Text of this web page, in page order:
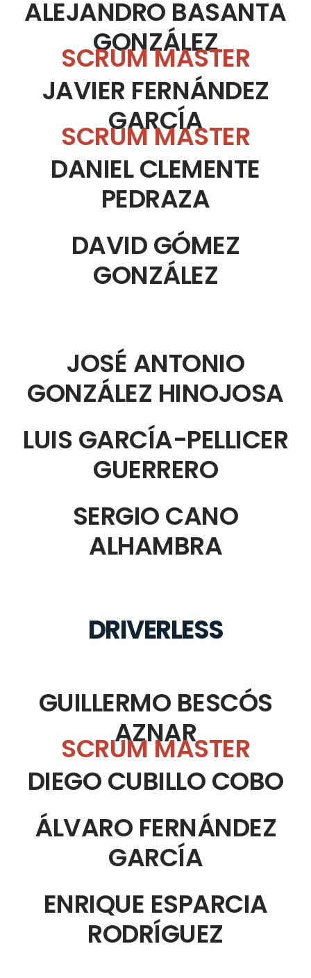
ALEJANDRO BASANTA
GONZÁLEZ
SCRUM MASTER
JAVIER FERNÁNDEZ
GARCÍA
SCRUM MASTER
DANIEL CLEMENTE
PEDRAZA
DAVID GÓMEZ
GONZÁLEZ
JOSÉ ANTONIO
GONZÁLEZ HINOJOSA
LUIS GARCÍA-PELLICER
GUERRERO
SERGIO CANO
ALHAMBRA
DRIVERLESS
GUILLERMO BESCÓS
AZNAR
SCRUM MASTER
DIEGO CUBILLO COBO
ÁLVARO FERNÁNDEZ
GARCÍA
ENRIQUE ESPARCIA
RODRÍGUEZ